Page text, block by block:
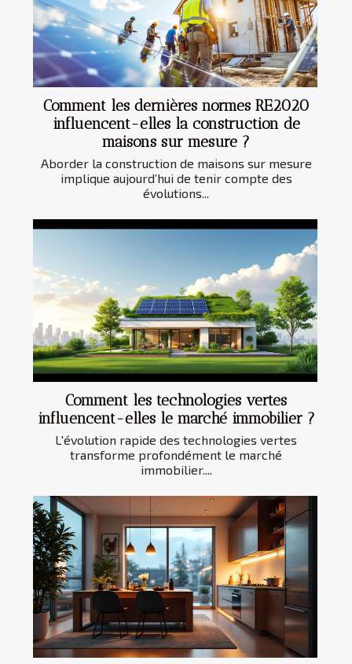
Comment les dernières normes RE2020
influencent-elles la construction de
maisons sur mesure ?
Aborder la construction de maisons sur mesure
implique aujourd’hui de tenir compte des
évolutions...
Comment les technologies vertes
influencent-elles le marché immobilier ?
L'évolution rapide des technologies vertes
transforme profondément le marché
immobilier....